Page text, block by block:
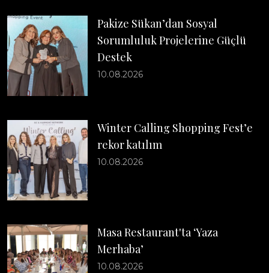
Pakize Sükan’dan Sosyal
Sorumluluk Projelerine Güçlü
Destek
10.08.2026
Winter Calling Shopping Fest’e
rekor katılım
10.08.2026
Masa Restaurant'ta ‘Yaza
Merhaba’
10.08.2026